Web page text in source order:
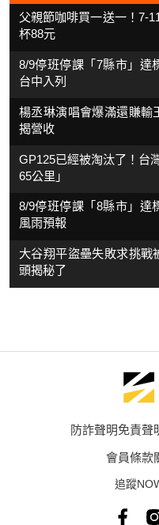
父親節咖啡買一送一！7-
杯88元
8/9停班停課「7縣市」
台中入列
楊丞琳演唱會爆滿還賺輸
揭營收
GP125已經被淘汰了！
65公里」
8/9停班停課「8縣市」
風雨預報
大谷翔平盜壘失敗求挑戰
頭揭秘了
防詐聲明免責聲
會員條款
追蹤